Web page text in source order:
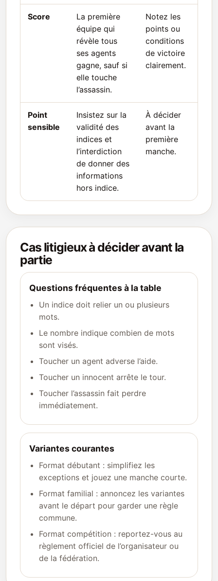
Score
La première
équipe qui
révèle tous
ses agents
gagne, sauf si
elle touche
l’assassin.
Notez les
points ou
conditions
de victoire
clairement.
Point
sensible
Insistez sur la
validité des
indices et
l’interdiction
de donner des
informations
hors indice.
À décider
avant la
première
manche.
Cas litigieux à décider avant la
partie
Questions fréquentes à la table
Un indice doit relier un ou plusieurs
mots.
Le nombre indique combien de mots
sont visés.
Toucher un agent adverse l’aide.
Toucher un innocent arrête le tour.
Toucher l’assassin fait perdre
immédiatement.
Variantes courantes
Format débutant : simplifiez les
exceptions et jouez une manche courte.
Format familial : annoncez les variantes
avant le départ pour garder une règle
commune.
Format compétition : reportez-vous au
règlement officiel de l’organisateur ou
de la fédération.